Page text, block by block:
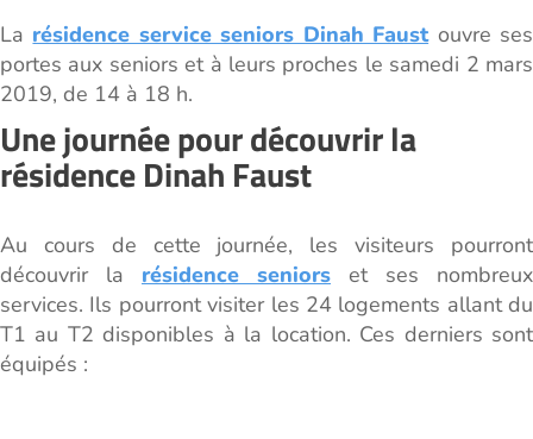
La résidence service seniors Dinah Faustouvre ses
portes aux seniors et à leurs proches le samedi 2 mars
2019, de 14 à 18 h.
Une journée pour découvrir la
résidence Dinah Faust
Au cours de cette journée, les visiteurs pourront
découvrir la résidence seniors et ses nombreux
services. Ils pourront visiter les 24 logements allant du
T1 au T2 disponibles à la location. Ces derniers sont
équipés :